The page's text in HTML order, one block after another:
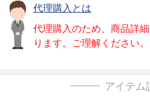
代理購入とは
代理購入のため、商品詳
ります。ご理解ください。
アイテム